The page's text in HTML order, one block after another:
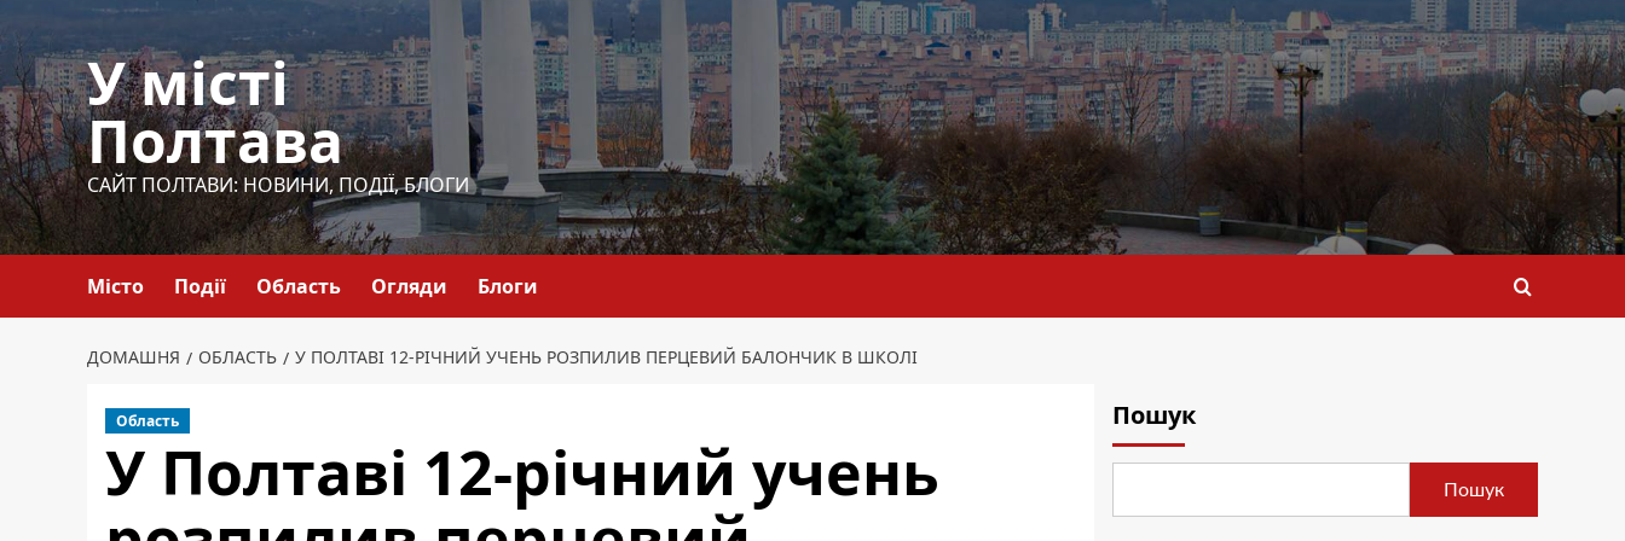
до
вмісту
У місті
Полтава
САЙТ ПОЛТАВИ: НОВИНИ, ПОДІЇ, БЛОГИ
Місто Події Область Огляди Блоги
ДОМАШНЯ ОБЛАСТЬ У ПОЛТАВІ 12-РІЧНИЙ УЧЕНЬ РОЗПИЛИВ ПЕРЦЕВИЙ БАЛОНЧИК В ШКОЛІ
Область
У Полтаві 12-річний учень
Пошук
Пошук